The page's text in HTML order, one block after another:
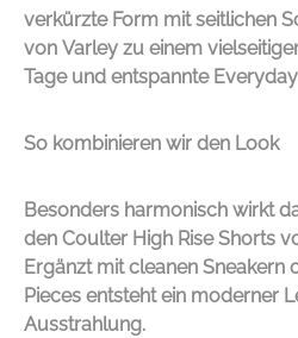
verkürzte Form mit seitlichen
von Varley zu einem
Tage und entspannte
So kombinieren wir den Look
Besonders harmonisch wirkt
den Coulter High Rise Shorts
Ergänzt mit cleanen Sneakern
Pieces entsteht ein moderner
Ausstrahlung.